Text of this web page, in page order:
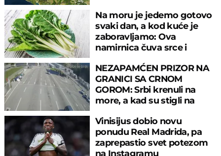
Na moru je jedemo gotovo
svaki dan, a kod kuće je
zaboravljamo: Ova
namirnica čuva srce i
NEZAPAMĆEN PRIZOR NA
GRANICI SA CRNOM
GOROM: Srbi krenuli na
more, a kad su stigli na
Vinisijus dobio novu
ponudu Real Madrida, pa
zaprepastio svet potezom
na Instagramu